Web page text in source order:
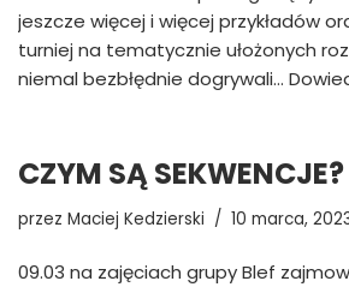
jeszcze więcej i więcej przykładów
turniej na tematycznie ułożonych
niemal bezbłędnie dogrywali…
CZYM SĄ SEKWENCJE?
przez Maciej Kedzierski 10 marca,
09.03 na zajęciach grupy Blef